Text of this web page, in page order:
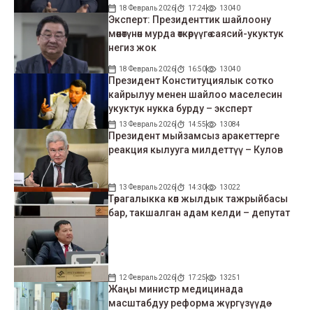
18 Февраль 2026 17:24 13040
Эксперт: Президенттик шайлоону
мөөнөтүнөн мурда өткөрүүгө саясий-укуктук
негиз жок
18 Февраль 2026 16:50 13040
Президент Конституциялык сотко
кайрылуу менен шайлоо маселесин
укуктук нукка бурду – эксперт
13 Февраль 2026 14:55 13084
Президент мыйзамсыз аракеттерге
реакция кылууга милдеттүү – Кулов
13 Февраль 2026 14:30 13022
Төрагалыкка көп жылдык тажрыйбасы
бар, такшалган адам келди – депутат
12 Февраль 2026 17:25 13251
Жаңы министр медицинада
масштабдуу реформа жүргүзүүдө -